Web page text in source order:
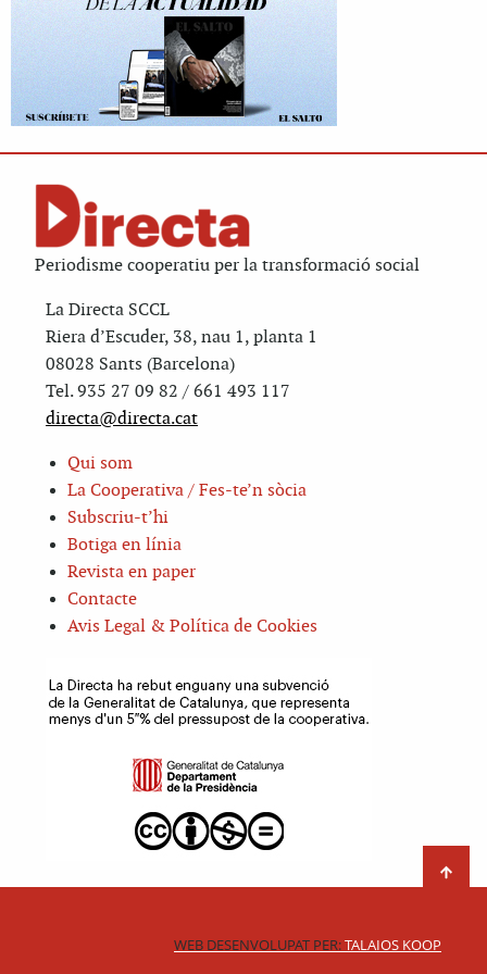
Periodisme cooperatiu per la transformació social
La Directa SCCL
Riera d’Escuder, 38, nau 1, planta 1
08028 Sants (Barcelona)
Tel. 935 27 09 82 / 661 493 117
directa@directa.cat
Qui som
La Cooperativa / Fes-te’n sòcia
Subscriu-t’hi
Botiga en línia
Revista en paper
Contacte
Avis Legal & Política de Cookies
WEB DESENVOLUPAT PER:TALAIOS KOOP